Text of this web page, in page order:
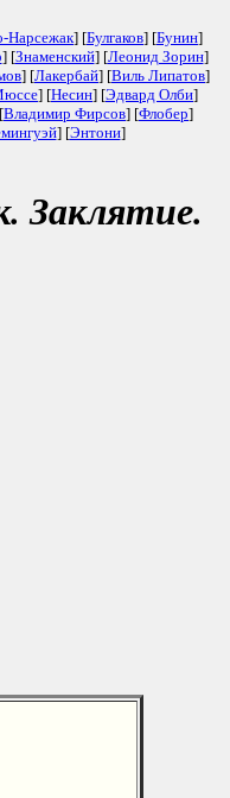
Нарсежак] [Булгаков] [Бунин]
] [Знаменский] [Леонид Зорин]
] [Лакербай] [Виль Липатов]
] [Несин] [Эдвард Олби]
Владимир Фирсов] [Флобер]
] [Энтони]
Заклятие.